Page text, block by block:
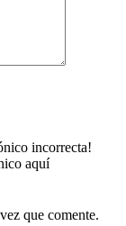
incorrecta!
aquí
que comente.